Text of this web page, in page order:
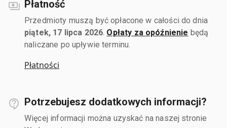
Płatność
Przedmioty muszą być opłacone w całości do dnia
piątek, 17 lipca 2026 Opłaty za opóźnienie będą
naliczane po upływie terminu.
Płatności
Potrzebujesz dodatkowych informacji?
Więcej informacji można uzyskać na naszej stronie